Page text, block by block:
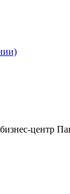
центр